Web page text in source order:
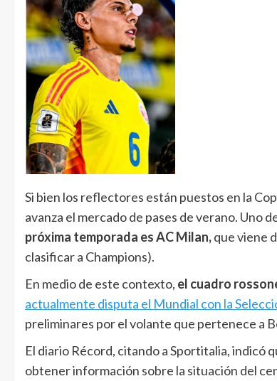
Si bien los reflectores están puestos en la
avanza el mercado de pases de verano. Uno
próxima temporada es AC Milan,que viene
clasificar a Champions).
En medio de este contexto, el cuadro
actualmente disputa el Mundial con la
preliminares por el volante que pertenece a
El diario Récord, citando a Sportitalia, indicó
obtener información sobre la situación del